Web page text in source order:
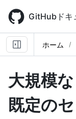
main
content
GitHubドキ
ホーム
大規模
既定の